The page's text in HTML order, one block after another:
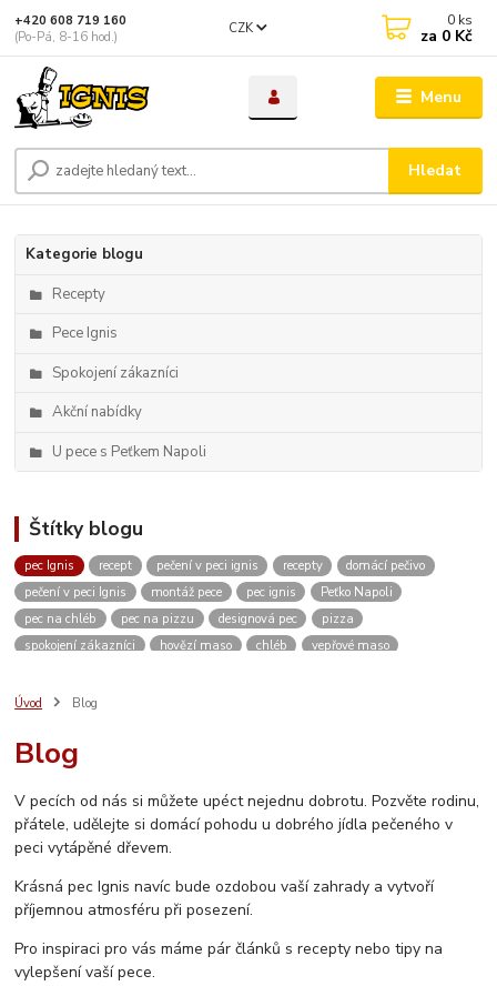
Menu
CZK
Hledat
+420 608 719 160
(Po-Pá, 8-16 hod.)
0 ks
za 0 Kč
Kategorie blogu
Recepty
Pece Ignis
Spokojení zákazníci
Akční nabídky
U pece s Peťkem Napoli
Štítky blogu
pec Ignis recept pečení v peci ignis recepty
domácí pečivo
pečení v peci Ignis
montáž pece pec ignis
Peťko Napoli
pec na chléb
pec na pizzu designová pec
pizza
spokojení zákazníci
hovězí maso chléb
vepřové maso
vánoce
kvásek
pikantní
video
měření teploty návod
návod na sestavení pece
jak sestavit pec
vlastnosti pece stavebnice
inspirace
vánoční výstava
Úvod Blog
Blog
V pecích od nás si můžete upéct nejednu dobrotu. Pozvěte rodinu,
přátele, udělejte si domácí pohodu u dobrého jídla pečeného v
peci vytápěné dřevem.
Krásná pec Ignis navíc bude ozdobou vaší zahrady a vytvoří
příjemnou atmosféru při posezení.
Pro inspiraci pro vás máme pár článků s recepty nebo tipy na
vylepšení vaší pece.